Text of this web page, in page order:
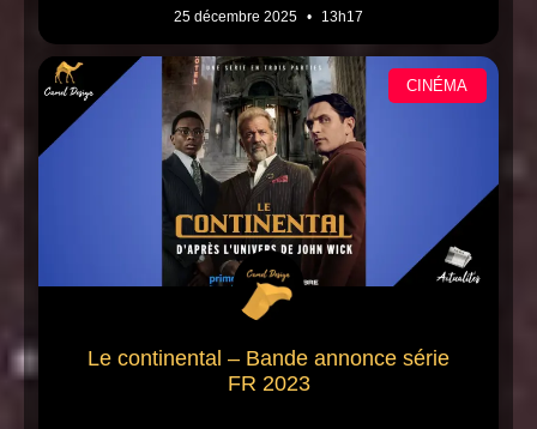
25 décembre 2025 13h17
CINÉMA
Le continental – Bande annonce série
FR 2023